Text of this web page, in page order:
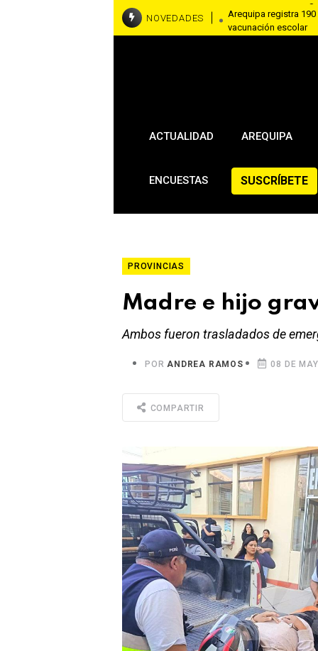
NOVEDADES
Arequipa registra
vacunación escolar
ACTUALIDAD AREQUIPA
ENCUESTAS SUSCRÍBETE
PROVINCIAS
Madre e hijo
Ambos fueron trasladados de
PORANDREA RAMOS 08 DE
COMPARTIR